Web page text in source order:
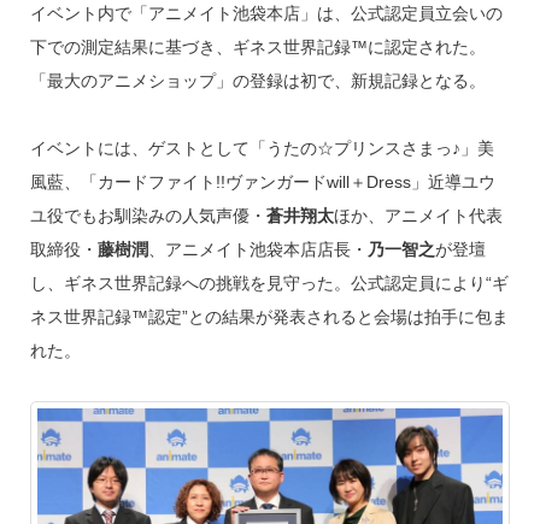
イベント内で「アニメイト池袋本店」は、公式認定員立会いの
下での測定結果に基づき、ギネス世界記録™️に認定された。
「最大のアニメショップ」の登録は初で、新規記録となる。
イベントには、ゲストとして「うたの☆プリンスさまっ♪」美
風藍、「カードファイト!!ヴァンガードwill＋Dress」近導ユウ
ユ役でもお馴染みの人気声優・ 蒼井翔太ほか、アニメイト代表
取締役・ 藤樹潤 、アニメイト池袋本店店長・ 乃一智之が登壇
し、ギネス世界記録への挑戦を見守った。公式認定員により“ギ
ネス世界記録™️認定”との結果が発表されると会場は拍手に包ま
れた。